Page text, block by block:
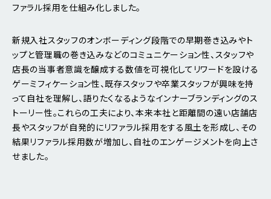
ファラル採用を仕組み化しました。
新規入社スタッフのオンボーディング段階での早期巻き込みやト
ップと管理職の巻き込みなどのコミュニケーション性、スタッフや
店長の当事者意識を醸成する数値を可視化してリワードを設ける
ゲーミフィケーション性、既存スタッフや卒業スタッフが興味を持
って自社を理解し、語りたくなるようなインナーブランディングのス
トーリー性。これらの工夫により、本来本社と距離間の遠い店舗店
長やスタッフが自発的にリファラル採用をする風土を形成し、その
結果リファラル採用数が増加し、自社のエンゲージメントを向上さ
せました。